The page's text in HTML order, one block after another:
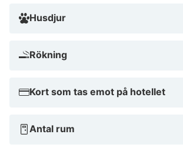
Husdjur
Rökning
Kort som tas emot på hotellet
Antal rum